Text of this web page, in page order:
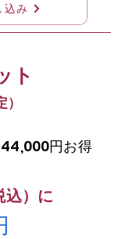
込み
ト
円お得
込）に